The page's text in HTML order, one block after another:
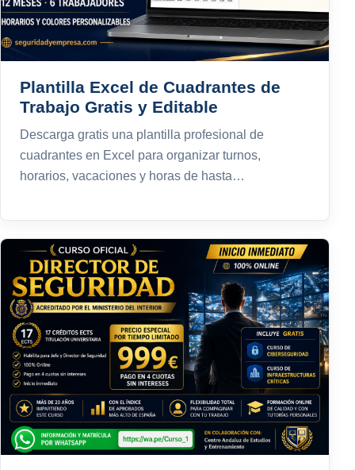
Plantilla Excel de Cuadrantes de
Trabajo Gratis y Editable
Descarga gratis una plantilla profesional de
cuadrantes en Excel para organizar turnos,
horarios, vacaciones y horas de hasta…